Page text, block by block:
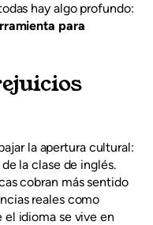
hay algo profundo:
para
la apertura cultural:
la clase de inglés.
cobran más sentido
reales como
el idioma se vive en